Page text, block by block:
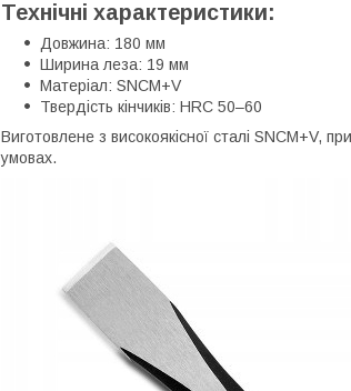
Технічні характеристики:
Довжина: 180 мм
Ширина леза: 19 мм
Матеріал: SNCM+V
Твердість кінчиків: HRC 50–60
Виготовлене з високоякісної сталі SNCM+V,
умовах.